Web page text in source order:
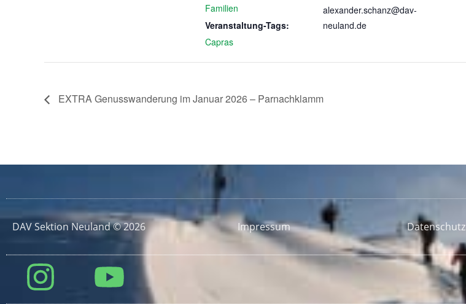
Familien
Veranstaltung-Tags:
Capras
alexander.schanz@dav-
neuland.de
EXTRA Genusswanderung im Januar 2026 – Parnachklamm
DAV Sektion Neuland © 2026 Impressum Datenschutz